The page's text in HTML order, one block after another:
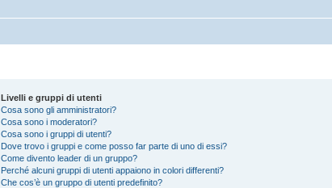
Livelli e gruppi di utenti
Cosa sono gli amministratori?
Cosa sono i moderatori?
Cosa sono i gruppi di utenti?
Dove trovo i gruppi e come posso far parte di uno di essi?
Come divento leader di un gruppo?
Perché alcuni gruppi di utenti appaiono in colori differenti?
Che cos’è un gruppo di utenti predefinito?